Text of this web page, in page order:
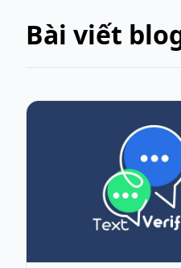
Bài viết